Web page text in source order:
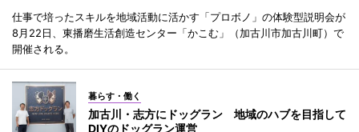
仕事で培ったスキルを地域活動に活かす「プロボノ」の体験型説明会が
8月22日、東播磨生活創造センター「かこむ」（加古川市加古川町）で
開催される。
暮らす・働く
加古川・志方にドッグラン 地域のハブを目指して
DIYのドッグラン運営